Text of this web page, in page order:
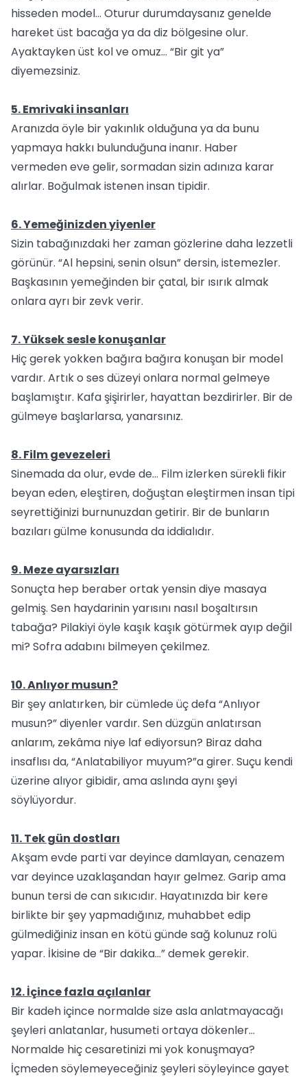
hisseden model… Oturur durumdaysanız genelde
hareket üst bacağa ya da diz bölgesine olur.
Ayaktayken üst kol ve omuz… “Bir git ya”
diyemezsiniz.
5. Emrivaki insanları
Aranızda öyle bir yakınlık olduğuna ya da bunu
yapmaya hakkı bulunduğuna inanır. Haber
vermeden eve gelir, sormadan sizin adınıza karar
alırlar. Boğulmak istenen insan tipidir.
6. Yemeğinizden yiyenler
Sizin tabağınızdaki her zaman gözlerine daha lezzetli
görünür. “Al hepsini, senin olsun” dersin, istemezler.
Başkasının yemeğinden bir çatal, bir ısırık almak
onlara ayrı bir zevk verir.
7. Yüksek sesle konuşanlar
Hiç gerek yokken bağıra bağıra konuşan bir model
vardır. Artık o ses düzeyi onlara normal gelmeye
başlamıştır. Kafa şişirirler, hayattan bezdirirler. Bir de
gülmeye başlarlarsa, yanarsınız.
8. Film gevezeleri
Sinemada da olur, evde de… Film izlerken sürekli fikir
beyan eden, eleştiren, doğuştan eleştirmen insan tipi
seyrettiğinizi burnunuzdan getirir. Bir de bunların
bazıları gülme konusunda da iddialıdır.
9. Meze ayarsızları
Sonuçta hep beraber ortak yensin diye masaya
gelmiş. Sen haydarinin yarısını nasıl boşaltırsın
tabağa? Pilakiyi öyle kaşık kaşık götürmek ayıp değil
mi? Sofra adabını bilmeyen çekilmez.
10. Anlıyor musun?
Bir şey anlatırken, bir cümlede üç defa “Anlıyor
musun?” diyenler vardır. Sen düzgün anlatırsan
anlarım, zekâma niye laf ediyorsun? Biraz daha
insaflısı da, “Anlatabiliyor muyum?”a girer. Suçu kendi
üzerine alıyor gibidir, ama aslında aynı şeyi
söylüyordur.
11. Tek gün dostları
Akşam evde parti var deyince damlayan, cenazem
var deyince uzaklaşandan hayır gelmez. Garip ama
bunun tersi de can sıkıcıdır. Hayatınızda bir kere
birlikte bir şey yapmadığınız, muhabbet edip
gülmediğiniz insan en kötü günde sağ kolunuz rolü
yapar. İkisine de “Bir dakika…” demek gerekir.
12. İçince fazla açılanlar
Bir kadeh içince normalde size asla anlatmayacağı
şeyleri anlatanlar, husumeti ortaya dökenler…
Normalde hiç cesaretinizi mi yok konuşmaya?
İçmeden söylemeyeceğiniz şeyleri söyleyince gayet